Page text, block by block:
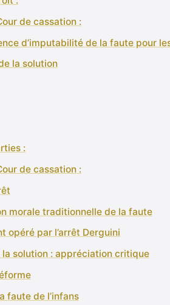
de cassation :
d’imputabilité de la faute pour
la solution
:
de cassation :
morale traditionnelle de la faute
opéré par l’arrêt Derguini
solution : appréciation critique
faute de l’infans